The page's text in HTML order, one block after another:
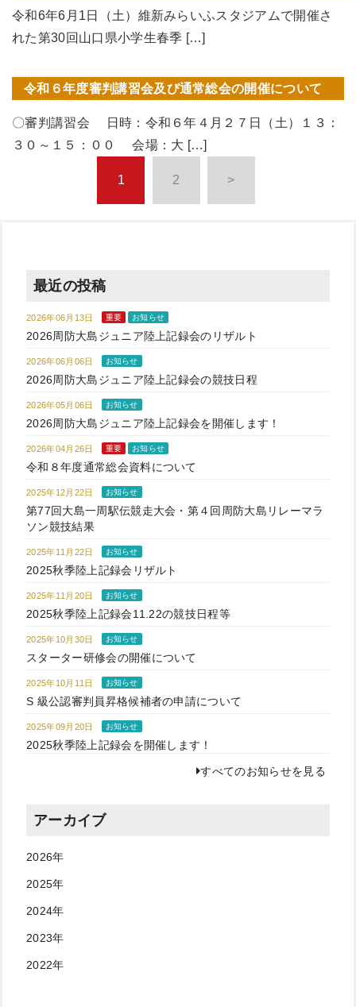
令和6年6月1日（土）維新みらいふスタジアムで開催さ
れた第30回山口県小学生春季 […]
令和６年度審判講習会及び通常総会の開催について
〇審判講習会 日時：令和６年４月２７日（土）１３：
３０～１５：００ 会場：大 […]
1 2 >
最近の投稿
2026年06月13日 重要 お知らせ
2026周防大島ジュニア陸上記録会のリザルト
2026年06月06日 お知らせ
2026周防大島ジュニア陸上記録会の競技日程
2026年05月06日 お知らせ
2026周防大島ジュニア陸上記録会を開催します！
2026年04月26日 重要 お知らせ
令和８年度通常総会資料について
2025年12月22日 お知らせ
第77回大島一周駅伝競走大会・第４回周防大島リレーマラ
ソン競技結果
2025年11月22日 お知らせ
2025秋季陸上記録会リザルト
2025年11月20日 お知らせ
2025秋季陸上記録会11.22の競技日程等
2025年10月30日 お知らせ
スターター研修会の開催について
2025年10月11日 お知らせ
S 級公認審判員昇格候補者の申請について
2025年09月20日 お知らせ
2025秋季陸上記録会を開催します！
すべてのお知らせを見る
アーカイブ
2026年
2025年
2024年
2023年
2022年